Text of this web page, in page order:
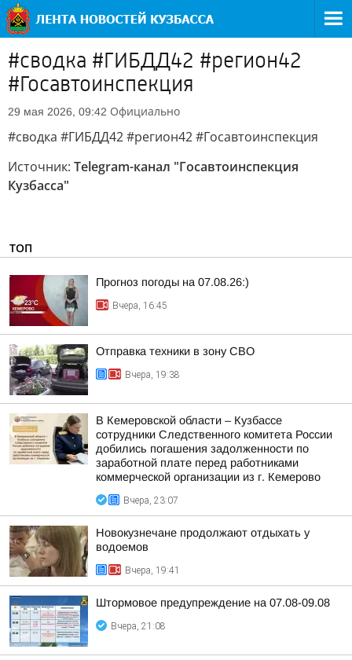
#сводка #ГИБДД42 #регион42
#Госавтоинспекция
29 мая 2026, 09:42 Официально
#сводка #ГИБДД42 #регион42 #Госавтоинспекция
Источник: Telegram-канал "Госавтоинспекция
Кузбасса"
ТОП
Прогноз погоды на 07.08.26:)
Вчера, 16:45
Отправка техники в зону СВО
Вчера, 19:38
В Кемеровской области – Кузбассе
сотрудники Следственного комитета России
добились погашения задолженности по
заработной плате перед работниками
коммерческой организации из г. Кемерово
Вчера, 23:07
Новокузнечане продолжают отдыхать у
водоемов
Вчера, 19:41
Штормовое предупреждение на 07.08-09.08
Вчера, 21:08